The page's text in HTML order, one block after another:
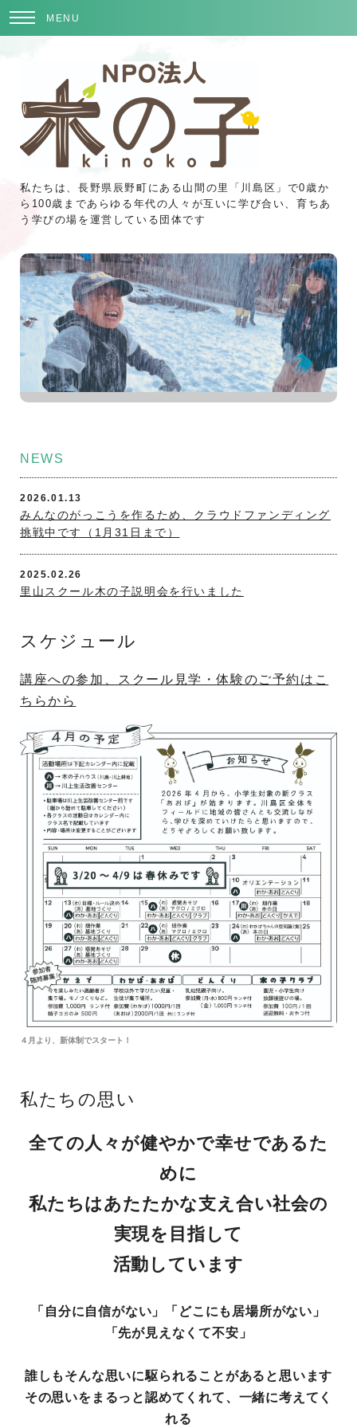
MENU
私たちは、長野県辰野町にある山間の里「川島区」で0歳か
ら100歳まであらゆる年代の人々が互いに学び合い、育ちあ
う学びの場を運営している団体です
NEWS
2026.01.13
みんなのがっこうを作るため、クラウドファンディング
挑戦中です（1月31日まで）
2025.02.26
里山スクール木の子説明会を行いました
2025.01.21
塾や習い事の比較サイトSTUDY CHAIN様に 木の子代
2024.05.22
ホームページが公開されました。
スケジュール
講座への参加、スクール見学・体験のご予約はこ
ちらから
４月より、新体制でスタート！
私たちの思い
全ての人々が健やかで幸せであるた
めに
私たちはあたたかな支え合い社会の
実現を目指して
活動しています
「自分に自信がない」「どこにも居場所がない」
「先が見えなくて不安」
誰しもそんな思いに駆られることがあると思います
その思いをまるっと認めてくれて、一緒に考えてく
れる